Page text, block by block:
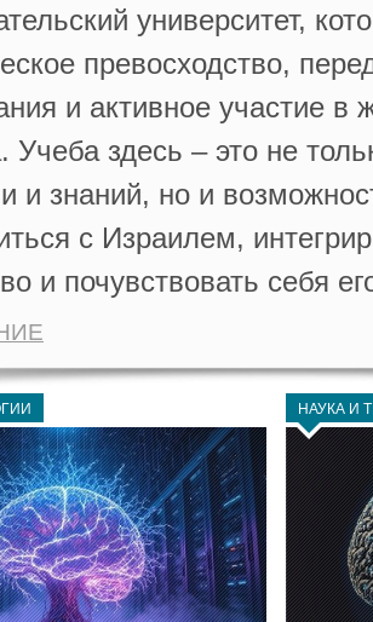
университет,
превосходство,
и активное участие в
Учеба здесь – это не
и знаний, но и
с Израилем,
и почувствовать себя
НАУКА И